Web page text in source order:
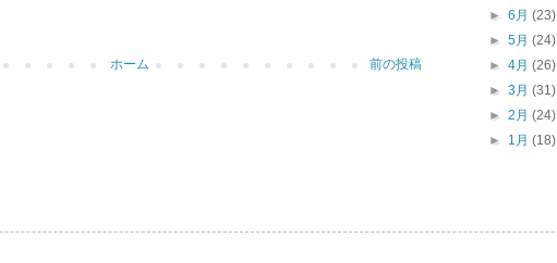
前の投稿
ホーム
►6月(23)
►5月(24)
►4月(26)
►3月(31)
►2月(24)
► 1月(18)